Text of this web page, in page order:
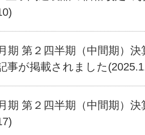
期 第２四半期（中間期）
事が掲載されました
期 第２四半期（中間期）決